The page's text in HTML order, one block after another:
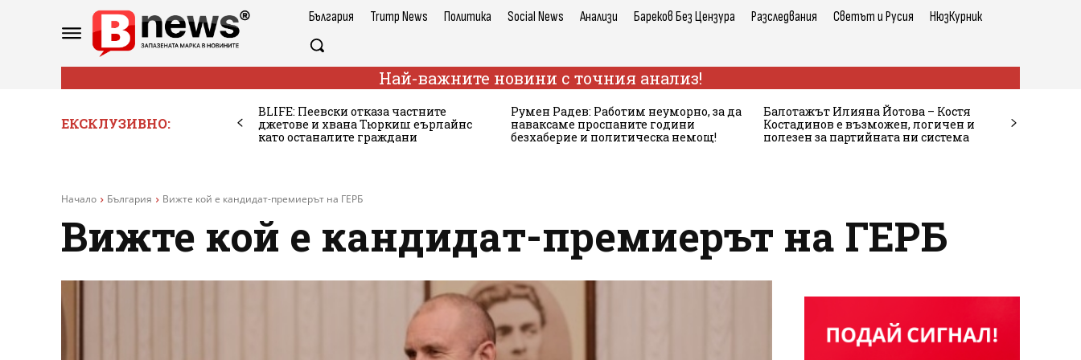
България Trump News Политика Social News Анализи Бареков Без Цензура Разследвания Светът и Русия НюзКурник
Най-важните новини с точния анализ!
ЕКСКЛУЗИВНО:
BLIFE: Пеевски отказа частните
джетове и хвана Тюркиш еърлайнс
като останалите граждани
Румен Радев: Работим неуморно, за да
наваксаме проспаните години
безхаберие и политическа немощ!
Балотажът Илияна Йотова – Костя
Костадинов е възможен, логичен и
полезен за партийната ни система
Начало България Вижте кой е кандидат-премиерът на ГЕРБ
Вижте кой е кандидат-премиерът на ГЕРБ